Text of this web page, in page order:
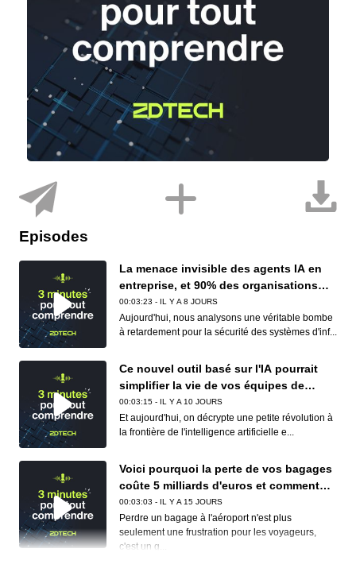
Episodes
La menace invisible des agents IA en
entreprise, et 90% des organisations
sont concernées
00:03:23 - IL Y A 8 JOURS
Aujourd'hui, nous analysons une véritable bombe
à retardement pour la sécurité des systèmes d'inf...
Ce nouvel outil basé sur l'IA pourrait
simplifier la vie de vos équipes de
conformité (et de vos développeurs)
00:03:15 - IL Y A 10 JOURS
Et aujourd'hui, on décrypte une petite révolution à
la frontière de l'intelligence artificielle e...
Voici pourquoi la perte de vos bagages
coûte 5 milliards d'euros et comment
Apple et Google réduisent déjà ce
cauchemar logistique
00:03:03 - IL Y A 15 JOURS
Perdre un bagage à l'aéroport n'est plus
seulement une frustration pour les voyageurs,
c'est un g...